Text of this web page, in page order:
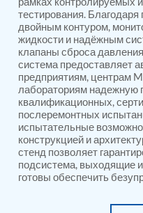
Heavy Duty
Disposal System
Automatic Volumetric
Modern Universal
Fuel Consumption
Hydraulic Pressure
High Pressure Air
PC-Based Counter
Integrated Test Rig
ECS Test Bench
Testing and Charging
Landing Gears
Pneumatic Test Rig
тестирования.
двойным контуром,
жидкости и надёжным
клапаны сброса
система предоставляет
предприятиям, центрам
лабораториям надежную
квалификационных,
послеремонтных
испытательные
конструкцией и
стенд позволяет
подсистема, выходящие
готовы обеспечить